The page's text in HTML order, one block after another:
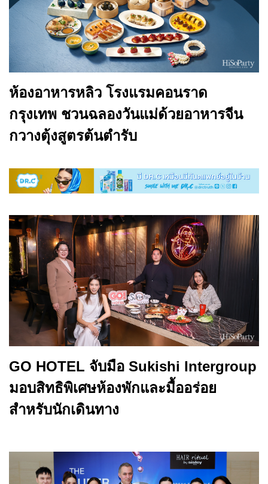
ห้องอาหารหลิว โรงแรมคอนราด
กรุงเทพ ชวนฉลองวันแม่ด้วยอาหารจีน
กวางตุ้งสูตรต้นตำรับ
GO HOTEL จับมือ Sukishi Intergroup
มอบสิทธิพิเศษห้องพักและมื้ออร่อย
สำหรับนักเดินทาง